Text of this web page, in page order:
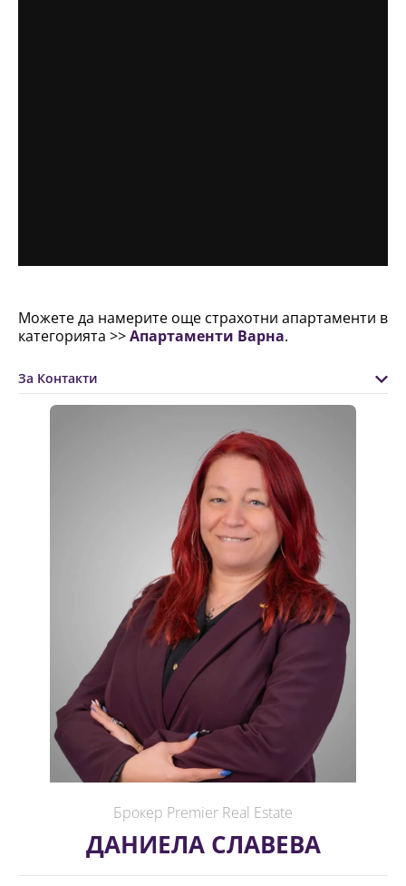
Можете да намерите още страхотни апартаменти в
категорията >>Апартаменти Варна.
За Контакти
Брокер Premier Real Estate
ДАНИЕЛА СЛАВЕВА